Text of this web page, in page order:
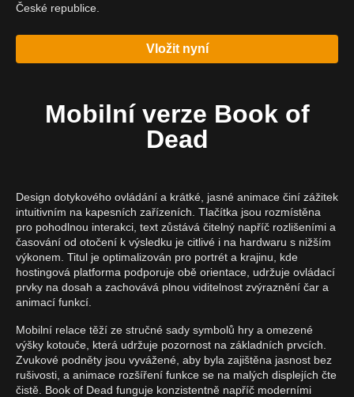
České republice.
Vložit nyní
Mobilní verze Book of
Dead
Design dotykového ovládání a krátké, jasné animace činí zážitek
intuitivním na kapesních zařízeních. Tlačítka jsou rozmístěna
pro pohodlnou interakci, text zůstává čitelný napříč rozlišeními a
časování od otočení k výsledku je citlivé i na hardwaru s nižším
výkonem. Titul je optimalizován pro portrét a krajinu, kde
hostingová platforma podporuje obě orientace, udržuje ovládací
prvky na dosah a zachovává plnou viditelnost zvýraznění čar a
animací funkcí.
Mobilní relace těží ze stručné sady symbolů hry a omezené
výšky kotouče, která udržuje pozornost na základních prvcích.
Zvukové podněty jsou vyvážené, aby byla zajištěna jasnost bez
rušivosti, a animace rozšíření funkce se na malých displejích čte
čistě. Book of Dead funguje konzistentně napříč moderními